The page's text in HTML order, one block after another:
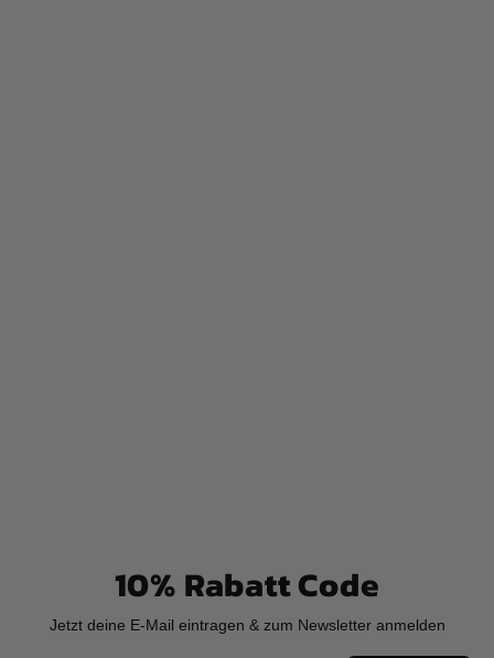
10% Rabatt Code
Jetzt deine E-Mail eintragen & zum Newsletter anmelden